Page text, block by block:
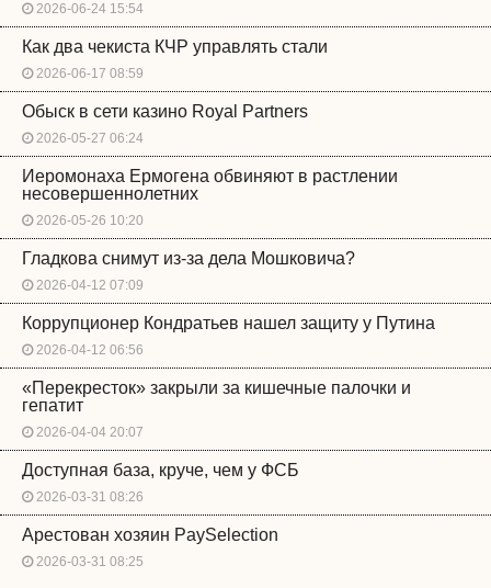
2026-06-24 15:54
Как два чекиста КЧР управлять стали
2026-06-17 08:59
Обыск в сети казино Royal Partners
2026-05-27 06:24
Иеромонаха Ермогена обвиняют в растлении
несовершеннолетних
2026-05-26 10:20
Гладкова снимут из-за дела Мошковича?
2026-04-12 07:09
Коррупционер Кондратьев нашел защиту у Путина
2026-04-12 06:56
«Перекресток» закрыли за кишечные палочки и
гепатит
2026-04-04 20:07
Доступная база, круче, чем у ФСБ
2026-03-31 08:26
Арестован хозяин PaySelection
2026-03-31 08:25